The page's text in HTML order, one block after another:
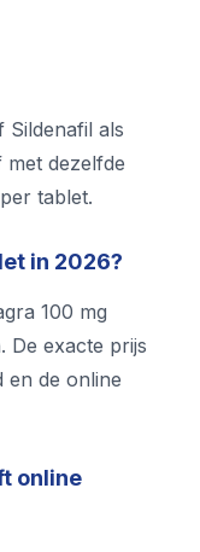
Sildenafil als
met dezelfde
tablet.
in 2026?
100 mg
De exacte prijs
en de online
online